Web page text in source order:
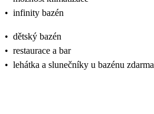
• infinity bazén
• dětský bazén
• restaurace a bar
• lehátka a slunečníky u bazénu zdarma